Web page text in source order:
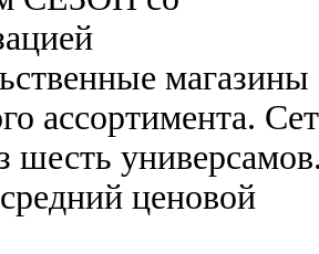
магазины
ассортимента.
шесть
ценовой